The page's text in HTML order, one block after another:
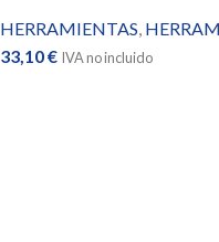
HERRAMIENTAS,
33,10€ IVA no incluido